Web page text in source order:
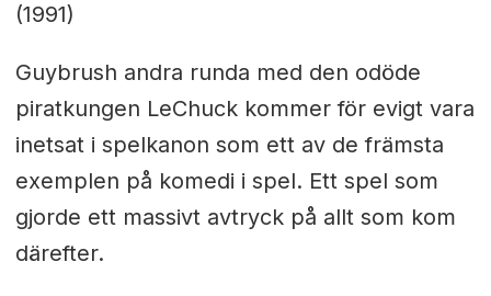
(1991)
Guybrush andra runda med den odöde
piratkungen LeChuck kommer för evigt vara
inetsat i spelkanon som ett av de främsta
exemplen på komedi i spel. Ett spel som
gjorde ett massivt avtryck på allt som kom
därefter.